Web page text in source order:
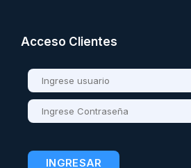
Acceso Clientes